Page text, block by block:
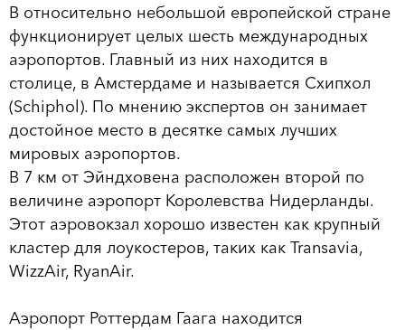
В относительно небольшой европейской стране
функционирует целых шесть международных
аэропортов. Главный из них находится в
столице, в Амстердаме и называется Схипхол
(Schiphol). По мнению экспертов он занимает
достойное место в десятке самых лучших
мировых аэропортов.
В 7 км от Эйндховена расположен второй по
величине аэропорт Королевства Нидерланды.
Этот аэровокзал хорошо известен как крупный
кластер для лоукостеров, таких как Transavia,
WizzAir, RyanAir.
Аэропорт Роттердам Гаага находится